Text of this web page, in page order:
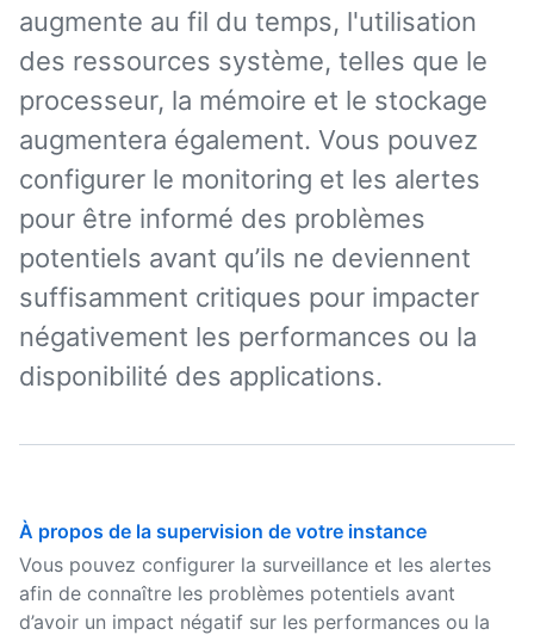
augmente au fil du temps, l'utilisation
des ressources système, telles que le
processeur, la mémoire et le stockage
augmentera également. Vous pouvez
configurer le monitoring et les alertes
pour être informé des problèmes
potentiels avant qu’ils ne deviennent
suffisamment critiques pour impacter
négativement les performances ou la
disponibilité des applications.
À propos de la supervision de votre instance
Vous pouvez configurer la surveillance et les alertes
afin de connaître les problèmes potentiels avant
d’avoir un impact négatif sur les performances ou la